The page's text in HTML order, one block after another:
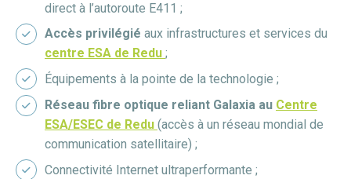
direct à l’autoroute E411 ;
Accès privilégié aux infrastructures et services du
centre ESA de Redu ;
Équipements à la pointe de la technologie ;
Réseau fibre optique reliant Galaxia au Centre
ESA/ESEC de Redu (accès à un réseau mondial de
communication satellitaire) ;
Connectivité Internet ultraperformante ;